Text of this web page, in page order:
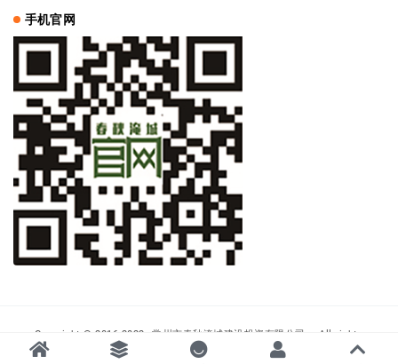
手机官网
Copyright © 2016-2022 常州市春秋淹城建设投资有限公司
- All rights
reserved
苏ICP备14051480号-1 |国家AAAAA级景区 全国低碳旅游示范区